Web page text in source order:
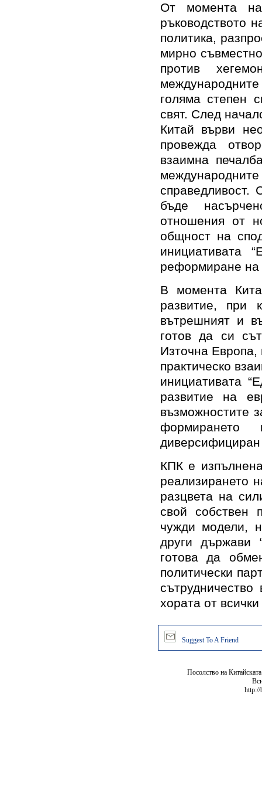
От момента
ръководството
политика,
мирно
против
голяма степен
свят. След
Китай върви
провежда
взаимна
бъде
отношения от
общност на
инициативата
реформиране на
В момента
развитие, при
вътрешният и
готов да си
Източна Европа,
практическо
инициативата
развитие на
възможностите
формирането
диверсифициран
КПК е
реализирането
разцвета на
свой собствен
чужди модели,
други държави
готова да
политически
хората от
Suggest To A Friend
Посолство на
http://